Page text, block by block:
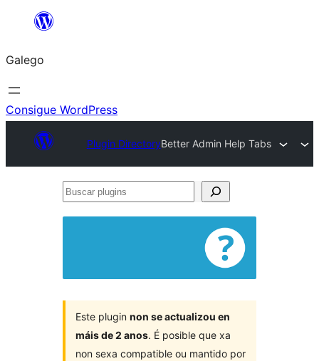
Saltar
contido
Galego
Consigue WordPress
Plugin DirectoryBetter Admin Help Tabs
Buscar
Este plugin non se actualizou en
máis de 2 anos. É posible que xa
non sexa compatible ou mantido por